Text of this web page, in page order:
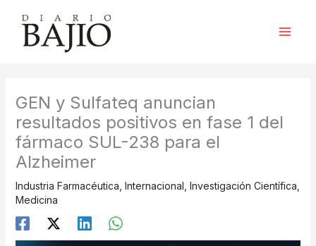
contenido
GEN y Sulfateq anuncian
resultados positivos en fase 1 del
fármaco SUL-238 para el
Alzheimer
Industria Farmacéutica Internacional Investigación Científica
Medicina